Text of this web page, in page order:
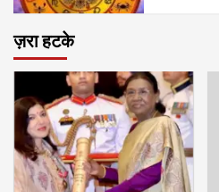
ज़रा हटके